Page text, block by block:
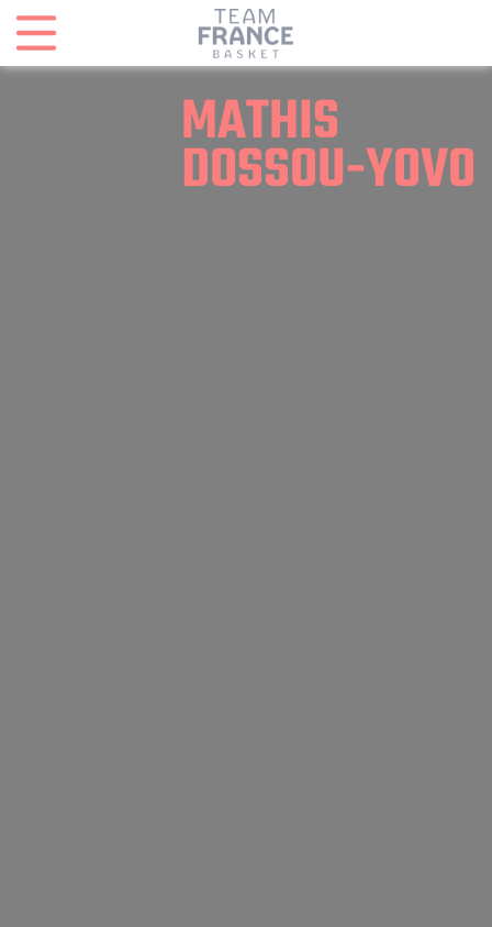
MATHIS
DOSSOU-YOVO
Panneau de gestion des cookies